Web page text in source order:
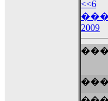
Echo,
������ ��
�����
<<6
2009